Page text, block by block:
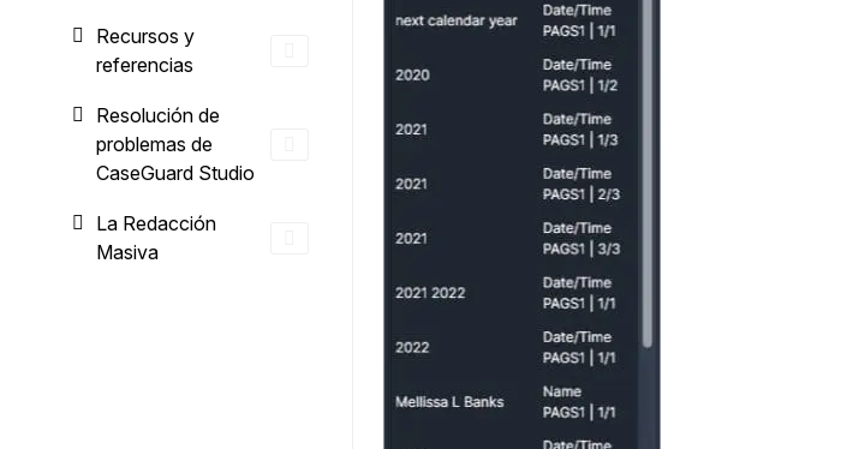
Recursos y
referencias
Resolución de
problemas de
CaseGuard Studio
La Redacción
Masiva